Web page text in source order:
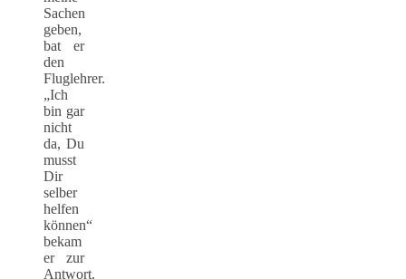
Sachen
geben,
bat er
den
Fluglehrer.
„Ich
bin gar
nicht
da, Du
musst
Dir
selber
helfen
können“
bekam
er zur
Antwort.